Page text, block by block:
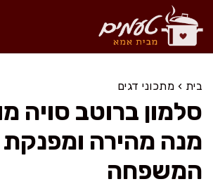
לדלג
לתוכן
בית › מתכוני דגים
סלמון ברוטב סויה
מנה מהירה
המשפחה